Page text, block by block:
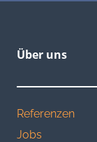
Über uns
Referenzen
Jobs